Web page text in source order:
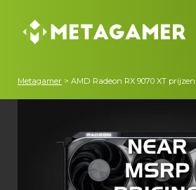
Metagamer > AMD Radeon RX 9070 XT